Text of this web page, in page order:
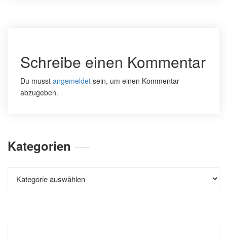
Schreibe einen Kommentar
Du musst angemeldet sein, um einen Kommentar
abzugeben.
Kategorien